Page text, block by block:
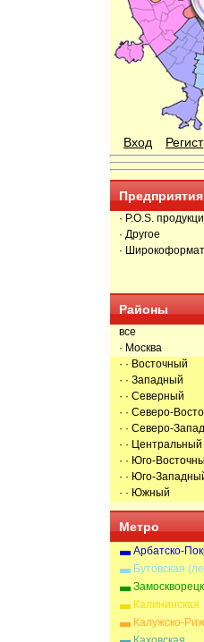
Вход
Предприятия
· P.O.S.
· Другое
·
Районы
все
· Москва
· · Восточный
· · Западный
· · Северный
· · Северо-
· · Северо-
· · Центральный
· · Юго-
· · Юго-
· · Южный
Метро
Арбатско-
Бутовская
Калининская
Калужско-